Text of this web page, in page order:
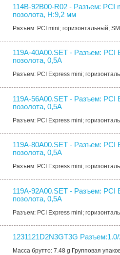
114B-92B00-R02 - Разъем: PCI
позолота, H:9,2 мм
Разъем: PCI mini; горизонтальный;
119A-40A00.SET - Разъем: PCI
позолота, 0,5А
Разъем: PCI Express mini;
119A-56A00.SET - Разъем: PCI
позолота, 0,5А
Разъем: PCI Express mini;
119A-80A00.SET - Разъем: PCI
позолота, 0,5А
Разъем: PCI Express mini;
119A-92A00.SET - Разъем: PCI
позолота, 0,5А
Разъем: PCI Express mini;
1231121D2N3GT3G
Масса брутто: 7.48 g Групповая